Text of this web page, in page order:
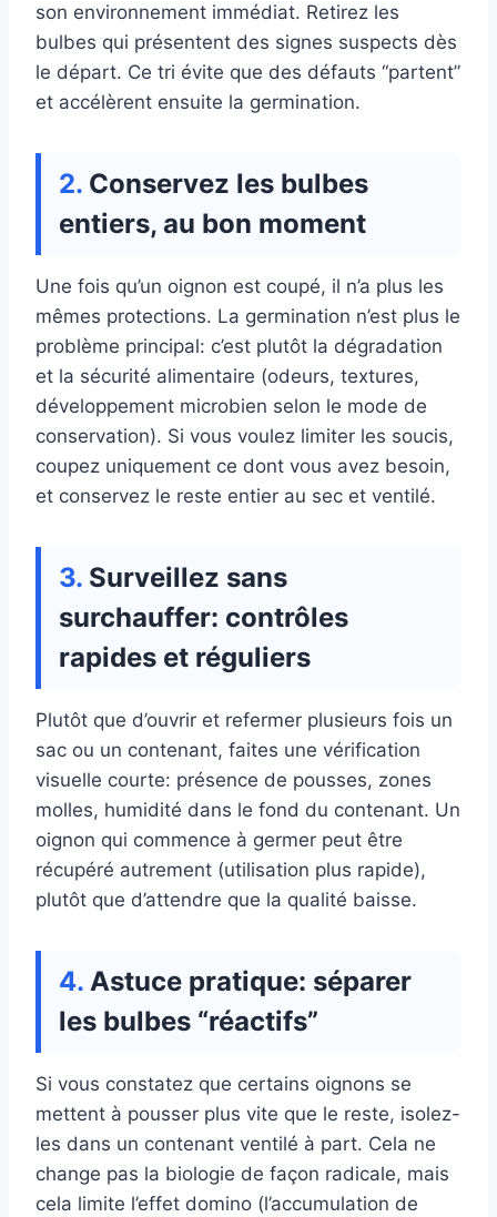
son environnement immédiat. Retirez les
bulbes qui présentent des signes suspects dès
le départ. Ce tri évite que des défauts “partent”
et accélèrent ensuite la germination.
Conservez les bulbes
entiers, au bon moment
Une fois qu’un oignon est coupé, il n’a plus les
mêmes protections. La germination n’est plus le
problème principal: c’est plutôt la dégradation
et la sécurité alimentaire (odeurs, textures,
développement microbien selon le mode de
conservation). Si vous voulez limiter les soucis,
coupez uniquement ce dont vous avez besoin,
et conservez le reste entier au sec et ventilé.
Surveillez sans
surchauffer: contrôles
rapides et réguliers
Plutôt que d’ouvrir et refermer plusieurs fois un
sac ou un contenant, faites une vérification
visuelle courte: présence de pousses, zones
molles, humidité dans le fond du contenant. Un
oignon qui commence à germer peut être
récupéré autrement (utilisation plus rapide),
plutôt que d’attendre que la qualité baisse.
Astuce pratique: séparer
les bulbes “réactifs”
Si vous constatez que certains oignons se
mettent à pousser plus vite que le reste, isolez-
les dans un contenant ventilé à part. Cela ne
change pas la biologie de façon radicale, mais
cela limite l’effet domino (l’accumulation de